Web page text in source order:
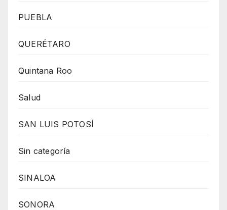
PUEBLA
QUERÉTARO
Quintana Roo
Salud
SAN LUIS POTOSÍ
Sin categoría
SINALOA
SONORA